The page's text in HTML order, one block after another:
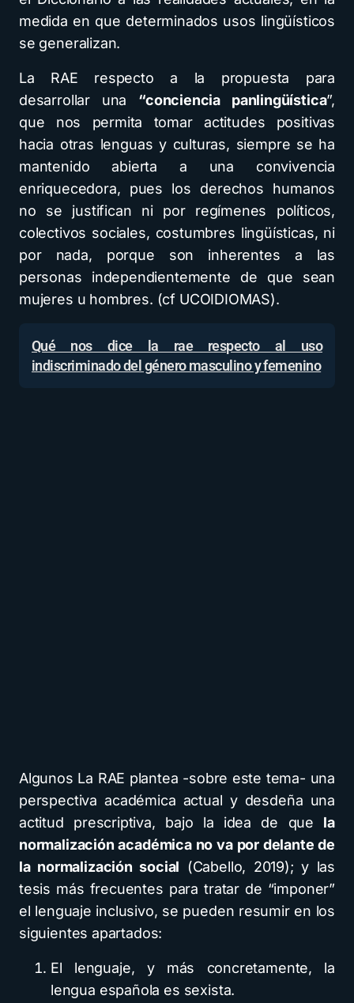
medida en que determinados usos lingüísticos
se generalizan.
La RAE respecto a la propuesta para
desarrollar una “conciencia panlingüística”,
que nos permita tomar actitudes positivas
hacia otras lenguas y culturas, siempre se ha
mantenido abierta a una convivencia
enriquecedora, pues los derechos humanos
no se justifican ni por regímenes políticos,
colectivos sociales, costumbres lingüísticas, ni
por nada, porque son inherentes a las
personas independientemente de que sean
mujeres u hombres. (cf UCOIDIOMAS).
Qué nos dice la rae respecto al uso
indiscriminado del género masculino y femenino
Algunos La RAE plantea -sobre este tema- una
perspectiva académica actual y desdeña una
actitud prescriptiva, bajo la idea de que la
normalización académica no va por delante de
la normalización social (Cabello, 2019); y las
tesis más frecuentes para tratar de “imponer”
el lenguaje inclusivo, se pueden resumir en los
siguientes apartados:
El lenguaje, y más concretamente, la
lengua española es sexista.